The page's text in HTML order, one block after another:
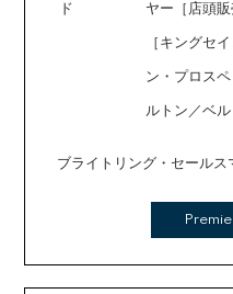
ド ヤー［店頭
［キングセ
ン・プロス
ルトン／ベ
ブライトリング・セールス